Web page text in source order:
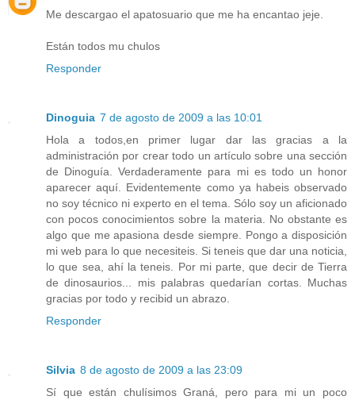
Me descargao el apatosuario que me ha encantao jeje.
Están todos mu chulos
Responder
Dinoguia 7 de agosto de 2009 a las 10:01
Hola a todos,en primer lugar dar las gracias a la
administración por crear todo un artículo sobre una sección
de Dinoguía. Verdaderamente para mi es todo un honor
aparecer aquí. Evidentemente como ya habeis observado
no soy técnico ni experto en el tema. Sólo soy un aficionado
con pocos conocimientos sobre la materia. No obstante es
algo que me apasiona desde siempre. Pongo a disposición
mi web para lo que necesiteis. Si teneis que dar una noticia,
lo que sea, ahí la teneis. Por mi parte, que decir de Tierra
de dinosaurios... mis palabras quedarían cortas. Muchas
gracias por todo y recibid un abrazo.
Responder
Silvia 8 de agosto de 2009 a las 23:09
Sí que están chulísimos Graná, pero para mi un poco